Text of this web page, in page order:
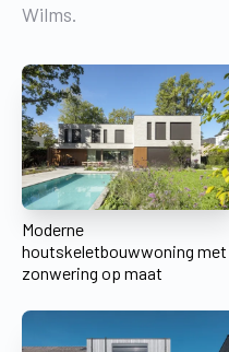
Wilms.
Moderne
houtskeletbouwwoning met
zonwering op maat